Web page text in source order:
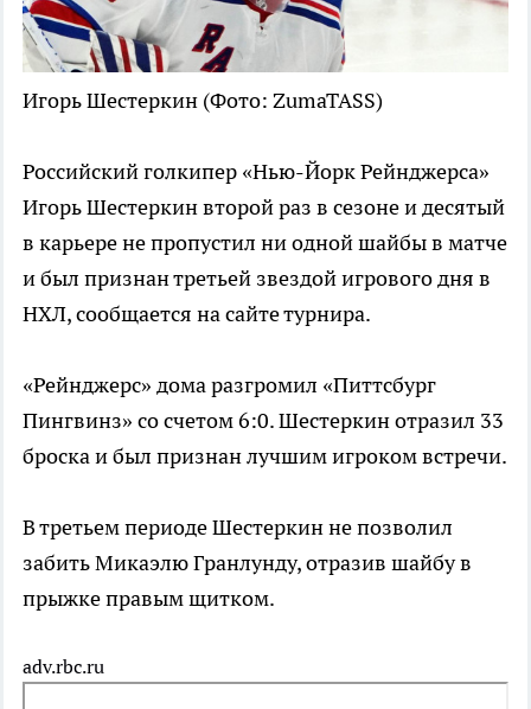
Игорь Шестеркин (Фото: ZumaTASS)
Российский голкипер «Нью-Йорк Рейнджерса»
Игорь Шестеркин второй раз в сезоне и десятый
в карьере не пропустил ни одной шайбы в матче
и был признан третьей звездой игрового дня в
НХЛ, сообщается на сайте турнира.
«Рейнджерс» дома разгромил «Питтсбург
Пингвинз» со счетом 6:0. Шестеркин отразил 33
броска и был признан лучшим игроком встречи.
В третьем периоде Шестеркин не позволил
забить Микаэлю Гранлунду, отразив шайбу в
прыжке правым щитком.
adv.rbc.ru